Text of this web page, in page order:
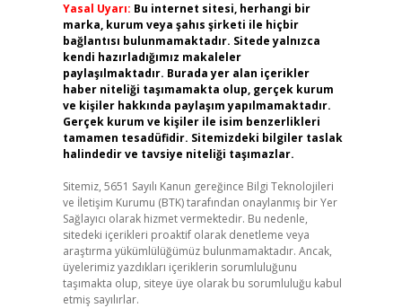
Yasal Uyarı: Bu internet sitesi, herhangi bir
marka, kurum veya şahıs şirketi ile hiçbir
bağlantısı bulunmamaktadır. Sitede yalnızca
kendi hazırladığımız makaleler
paylaşılmaktadır. Burada yer alan içerikler
haber niteliği taşımamakta olup, gerçek kurum
ve kişiler hakkında paylaşım yapılmamaktadır.
Gerçek kurum ve kişiler ile isim benzerlikleri
tamamen tesadüfidir. Sitemizdeki bilgiler taslak
halindedir ve tavsiye niteliği taşımazlar.
Sitemiz, 5651 Sayılı Kanun gereğince Bilgi Teknolojileri
ve İletişim Kurumu (BTK) tarafından onaylanmış bir Yer
Sağlayıcı olarak hizmet vermektedir. Bu nedenle,
sitedeki içerikleri proaktif olarak denetleme veya
araştırma yükümlülüğümüz bulunmamaktadır. Ancak,
üyelerimiz yazdıkları içeriklerin sorumluluğunu
taşımakta olup, siteye üye olarak bu sorumluluğu kabul
etmiş sayılırlar.